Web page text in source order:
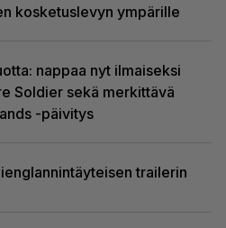
kosketuslevyn ympärille
nappaa nyt ilmaiseksi
Soldier sekä merkittävä
-päivitys
trailerin